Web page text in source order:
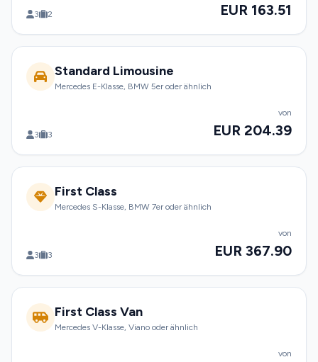
3 2 EUR 163.51
Standard Limousine
Mercedes E-Klasse, BMW 5er oder ähnlich
3 3
von
EUR 204.39
First Class
Mercedes S-Klasse, BMW 7er oder ähnlich
3 3
von
EUR 367.90
First Class Van
Mercedes V-Klasse, Viano oder ähnlich
von